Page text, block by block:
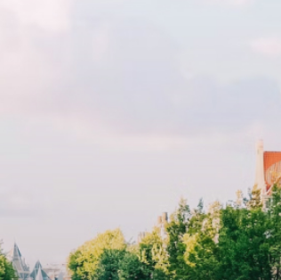
storage and secure bicycle parking
with an elegant lobby with an
elevator and green communal
spaces.The building incorporates